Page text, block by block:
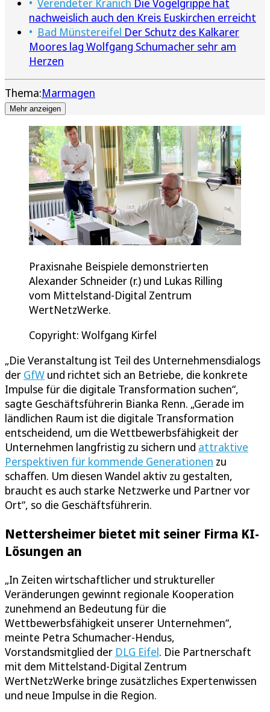
nachweislich auch den Kreis Euskirchen erreicht
Bad Münstereifel Der Schutz des Kalkarer
Moores lag Wolfgang Schumacher sehr am
Herzen
Thema:Marmagen
Mehr anzeigen
Praxisnahe Beispiele demonstrierten
Alexander Schneider (r.) und Lukas Rilling
vom Mittelstand-Digital Zentrum
WertNetzWerke.
Copyright: Wolfgang Kirfel
„Die Veranstaltung ist Teil des Unternehmensdialogs
der GfW und richtet sich an Betriebe, die konkrete
Impulse für die digitale Transformation suchen“,
sagte Geschäftsführerin Bianka Renn. „Gerade im
ländlichen Raum ist die digitale Transformation
entscheidend, um die Wettbewerbsfähigkeit der
Unternehmen langfristig zu sichern und attraktive
Perspektiven für kommende Generationen zu
schaffen. Um diesen Wandel aktiv zu gestalten,
braucht es auch starke Netzwerke und Partner vor
Ort“, so die Geschäftsführerin.
Nettersheimer bietet mit seiner Firma KI-
Lösungen an
„In Zeiten wirtschaftlicher und struktureller
Veränderungen gewinnt regionale Kooperation
zunehmend an Bedeutung für die
Wettbewerbsfähigkeit unserer Unternehmen“,
meinte Petra Schumacher-Hendus,
Vorstandsmitglied der DLG Eifel. Die Partnerschaft
mit dem Mittelstand-Digital Zentrum
WertNetzWerke bringe zusätzliches Expertenwissen
und neue Impulse in die Region.